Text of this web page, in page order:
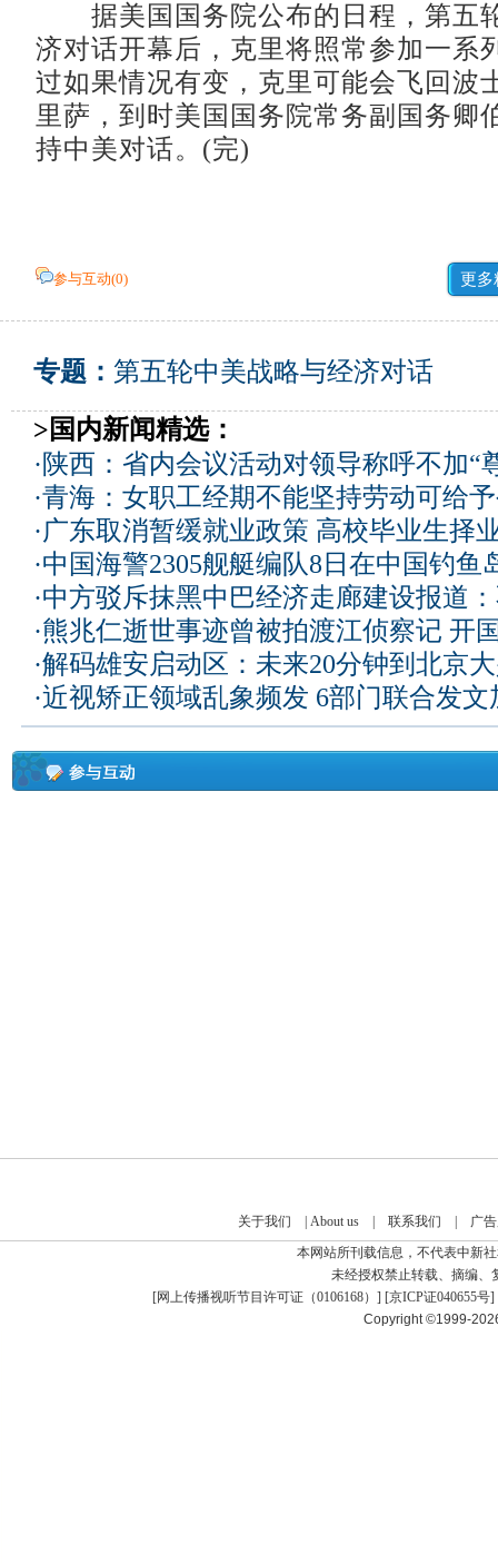
据美国国务院公布的日程，第五
济对话开幕后，克里将照常参加一系
过如果情况有变，克里可能会飞回波
里萨，到时美国国务院常务副国务卿
持中美对话。(完)
参与互动(0) 更多
专题： 第五轮中美战略与经济对话
>国内新闻精选：
· 陕西：省内会议活动对领导称呼不加“
·青海：女职工经期不能坚持劳动可给
·广东取消暂缓就业政策 高校毕业生择
·中国海警2305舰艇编队8日在中国钓鱼
·中方驳斥抹黑中巴经济走廊建设报道
·熊兆仁逝世事迹曾被拍渡江侦察记 开
·解码雄安启动区：未来20分钟到北京
·近视矫正领域乱象频发 6部门联合发文
关于我们 About us| 联系我们
广
本网站所刊载信息，不代表中新
未经授权禁止转载、摘编、
[网上传播视听节目许可证（0106168） ] [京ICP证040655号]
Copyright ©1999-